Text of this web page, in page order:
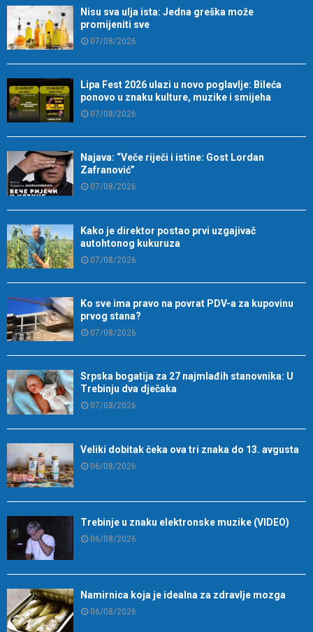
Nisu sva ulja ista: Jedna greška može
promijeniti sve
07/08/2026
Lipa Fest 2026 ulazi u novo poglavlje: Bileća
ponovo u znaku kulture, muzike i smijeha
07/08/2026
Najava: “Veče riječi i istine: Gost Lordan
Zafranović”
07/08/2026
Kako je direktor postao prvi uzgajivač
autohtonog kukuruza
07/08/2026
Ko sve ima pravo na povrat PDV-a za kupovinu
prvog stana?
07/08/2026
Srpska bogatija za 27 najmlađih stanovnika: U
Trebinju dva dječaka
07/08/2026
Veliki dobitak čeka ova tri znaka do 13. avgusta
06/08/2026
Trebinje u znaku elektronske muzike (VIDEO)
06/08/2026
Namirnica koja je idealna za zdravlje mozga
06/08/2026